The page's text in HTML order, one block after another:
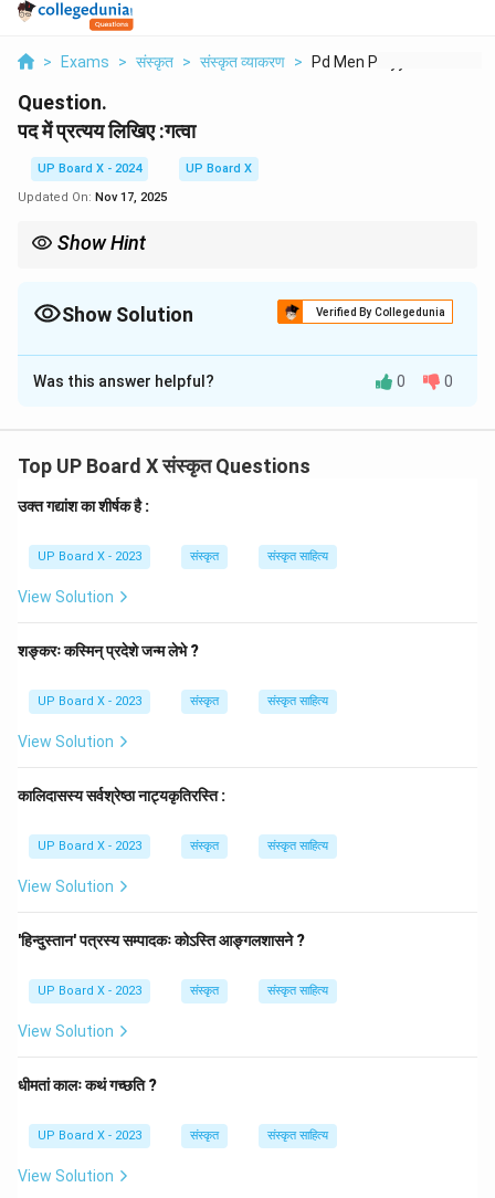
> Exams > संस्कृत > संस्कृत व्याकरण > Pd Men Prtyy Likhie ...
Question.
पद में प्रत्यय लिखिए :गत्वा
UP Board X - 2024
UP Board X
Updated On: Nov 17, 2025
Show Hint
Show Solution Verified By Collegedunia
Solution and Explanation
धातु:गम् (जाना)
अर्थ:जाकर
Was this answer helpful? 0 0
Top UP Board X संस्कृत Questions
उक्त गद्यांश का शीर्षक है :
UP Board X - 2023 संस्कृत संस्कृत साहित्य
View Solution
शङ्करः कस्मिन् प्रदेशे जन्म लेभे ?
UP Board X - 2023 संस्कृत संस्कृत साहित्य
View Solution
कालिदासस्य सर्वश्रेष्ठा नाट्यकृतिरस्ति :
UP Board X - 2023 संस्कृत संस्कृत साहित्य
View Solution
'हिन्दुस्तान' पत्रस्य सम्पादकः कोऽस्ति आङ्गलशासने ?
UP Board X - 2023 संस्कृत संस्कृत साहित्य
View Solution
धीमतां कालः कथं गच्छति ?
UP Board X - 2023 संस्कृत संस्कृत साहित्य
View Solution